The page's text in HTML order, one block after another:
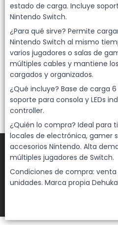
estado de carga. Incluye
Nintendo Switch.
¿Para qué sirve? Permite
Nintendo Switch al mismo
varios jugadores o salas de
múltiples cables y mantiene
cargados y organizados.
¿Qué incluye? Base de carga 6
soporte para consola y LEDs
controller.
¿Quién lo compra? Ideal para
locales de electrónica, gamer
accesorios Nintendo. Alta
múltiples jugadores de Switch.
Condiciones de compra: venta
unidades. Marca propia
Lista